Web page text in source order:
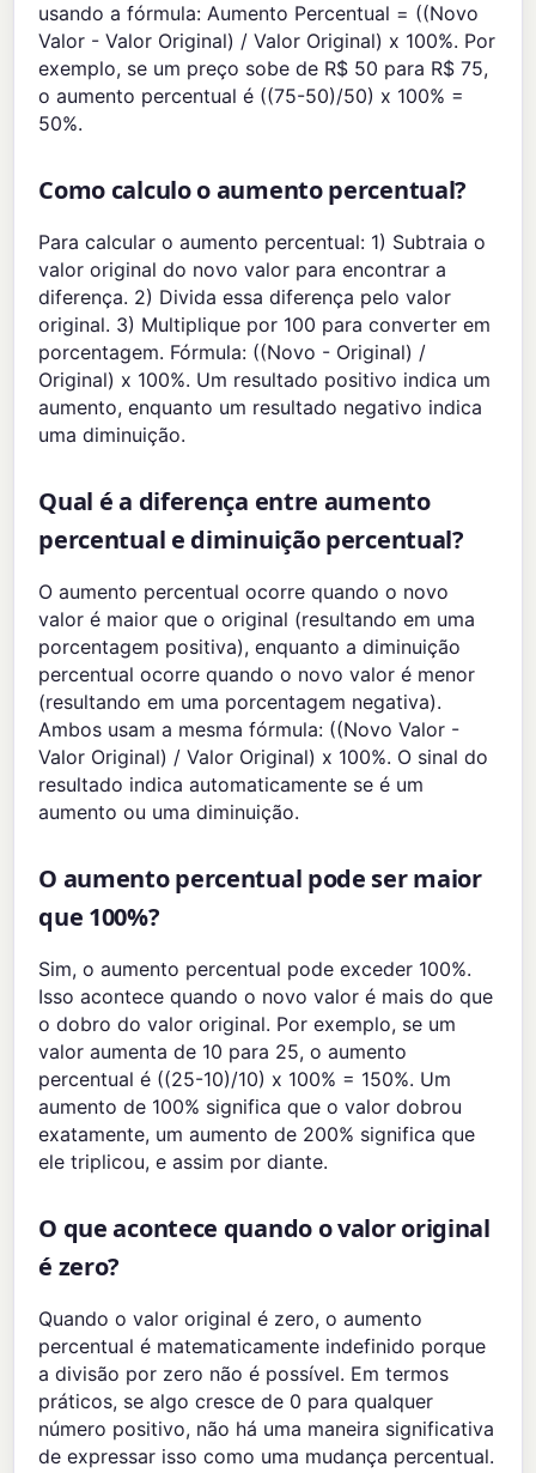
usando a fórmula: Aumento Percentual = ((Novo
Valor - Valor Original) / Valor Original) x 100%. Por
exemplo, se um preço sobe de R$ 50 para R$ 75,
o aumento percentual é ((75-50)/50) x 100% =
50%.
Como calculo o aumento percentual?
Para calcular o aumento percentual: 1) Subtraia o
valor original do novo valor para encontrar a
diferença. 2) Divida essa diferença pelo valor
original. 3) Multiplique por 100 para converter em
porcentagem. Fórmula: ((Novo - Original) /
Original) x 100%. Um resultado positivo indica um
aumento, enquanto um resultado negativo indica
uma diminuição.
Qual é a diferença entre aumento
percentual e diminuição percentual?
O aumento percentual ocorre quando o novo
valor é maior que o original (resultando em uma
porcentagem positiva), enquanto a diminuição
percentual ocorre quando o novo valor é menor
(resultando em uma porcentagem negativa).
Ambos usam a mesma fórmula: ((Novo Valor -
Valor Original) / Valor Original) x 100%. O sinal do
resultado indica automaticamente se é um
aumento ou uma diminuição.
O aumento percentual pode ser maior
que 100%?
Sim, o aumento percentual pode exceder 100%.
Isso acontece quando o novo valor é mais do que
o dobro do valor original. Por exemplo, se um
valor aumenta de 10 para 25, o aumento
percentual é ((25-10)/10) x 100% = 150%. Um
aumento de 100% significa que o valor dobrou
exatamente, um aumento de 200% significa que
ele triplicou, e assim por diante.
O que acontece quando o valor original
é zero?
Quando o valor original é zero, o aumento
percentual é matematicamente indefinido porque
a divisão por zero não é possível. Em termos
práticos, se algo cresce de 0 para qualquer
número positivo, não há uma maneira significativa
de expressar isso como uma mudança percentual.